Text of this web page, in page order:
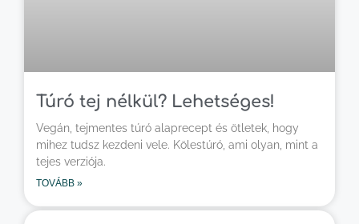
Túró tej nélkül? Lehetséges!
Vegán, tejmentes túró alaprecept és ötletek, hogy
mihez tudsz kezdeni vele. Kölestúró, ami olyan, mint a
tejes verziója.
TOVÁBB »